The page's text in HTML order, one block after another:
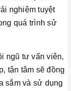
nghiệm tuyệt
quá trình sử
ngũ tư vấn viên,
tận tâm sẽ đồng
sắm và sử dụng